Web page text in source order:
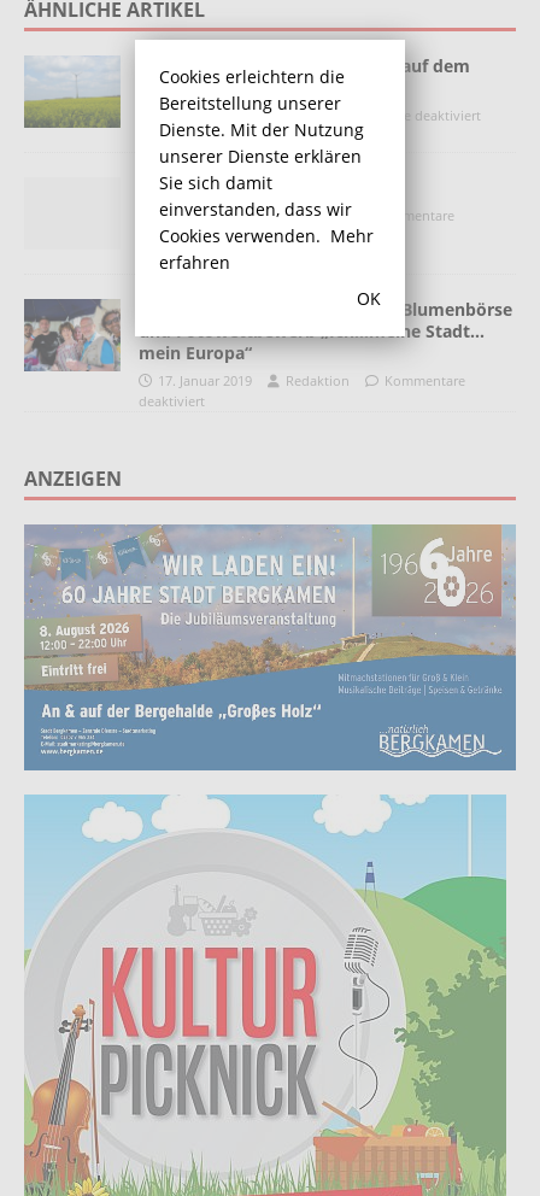
ÄHNLICHE ARTIKEL
Bayer winkt ab: Kein Windpark auf dem
Bergkamener Nordgelände
2. Juli 2013 Heino Kommentare deaktiviert
Aktionstag gegen TTIP
17. April 2015 Redaktion
Kommentare
deaktiviert
Europatag der Kulturen bei der Blumenbörse
und Fotowettbewerb „Ich…meine Stadt…
mein Europa“
17. Januar 2019 Redaktion
Kommentare
deaktiviert
ANZEIGEN
Cookies erleichtern die
Bereitstellung unserer
Dienste. Mit der Nutzung
unserer Dienste erklären
Sie sich damit
einverstanden, dass wir
Cookies verwenden. Mehr
erfahren
OK